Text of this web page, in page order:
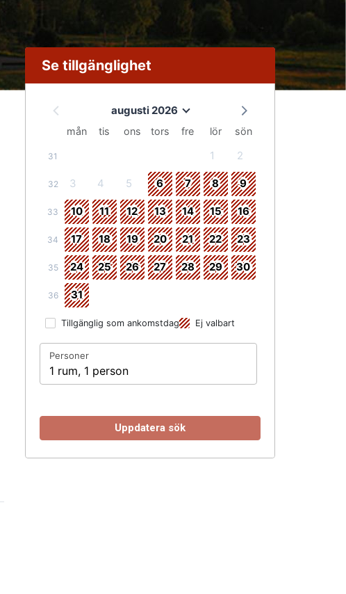
Se tillgänglighet
augusti 2026
mån tis ons tors fre lör sön
31 1 2
32 3 4 5 6 7 8 9
33 10 11 12 13 14 15 16
34 17 18 19 20 21 22 23
35 24 25 26 27 28 29 30
36 31
Tillgänglig som ankomstdag Ej valbart
Personer
1 rum, 1 person
Uppdatera sök